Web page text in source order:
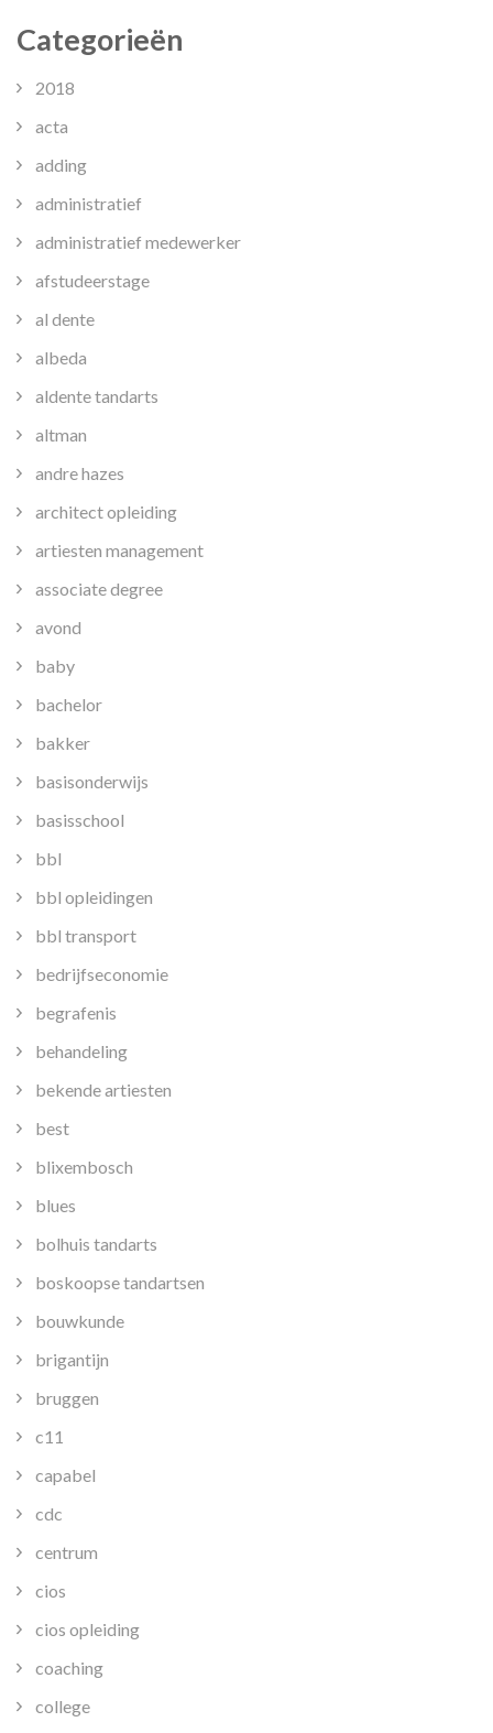
Categorieën
2018
acta
adding
administratief
administratief medewerker
afstudeerstage
al dente
albeda
aldente tandarts
altman
andre hazes
architect opleiding
artiesten management
associate degree
avond
baby
bachelor
bakker
basisonderwijs
basisschool
bbl
bbl opleidingen
bbl transport
bedrijfseconomie
begrafenis
behandeling
bekende artiesten
best
blixembosch
blues
bolhuis tandarts
boskoopse tandartsen
bouwkunde
brigantijn
bruggen
c11
capabel
cdc
centrum
cios
cios opleiding
coaching
college